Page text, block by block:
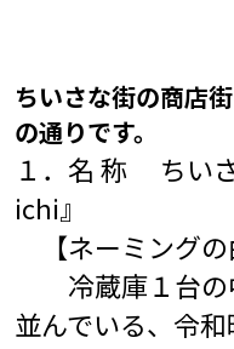
ちいさな街の商店
の通りです。
１．名 称 ちい
ichi』
【ネーミングの
冷蔵庫１台の
並んでいる、令